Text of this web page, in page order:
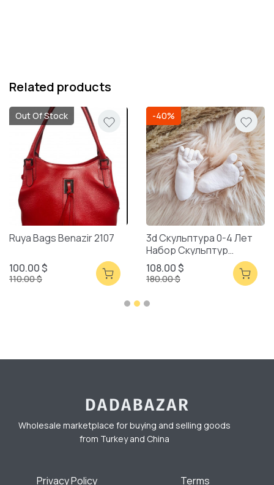
Related products
Out Of Stock
Ruya Bags Benazir 2107
100.00 $
110.00 $
-40%
3d Скульптура 0-4 Лет
Набор Скульптур
Смешанная Упаковка
108.00 $
180.00 $
Wholesale marketplace for buying and selling goods
from Turkey and China
Privacy Policy Terms